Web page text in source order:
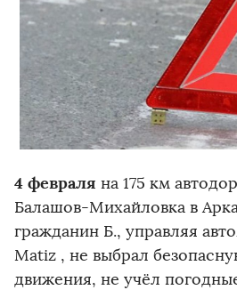
4 февраля на 175 км
Балашов-Михайловка в
гражданин Б., управляя
Matiz , не выбрал
движения, не учёл